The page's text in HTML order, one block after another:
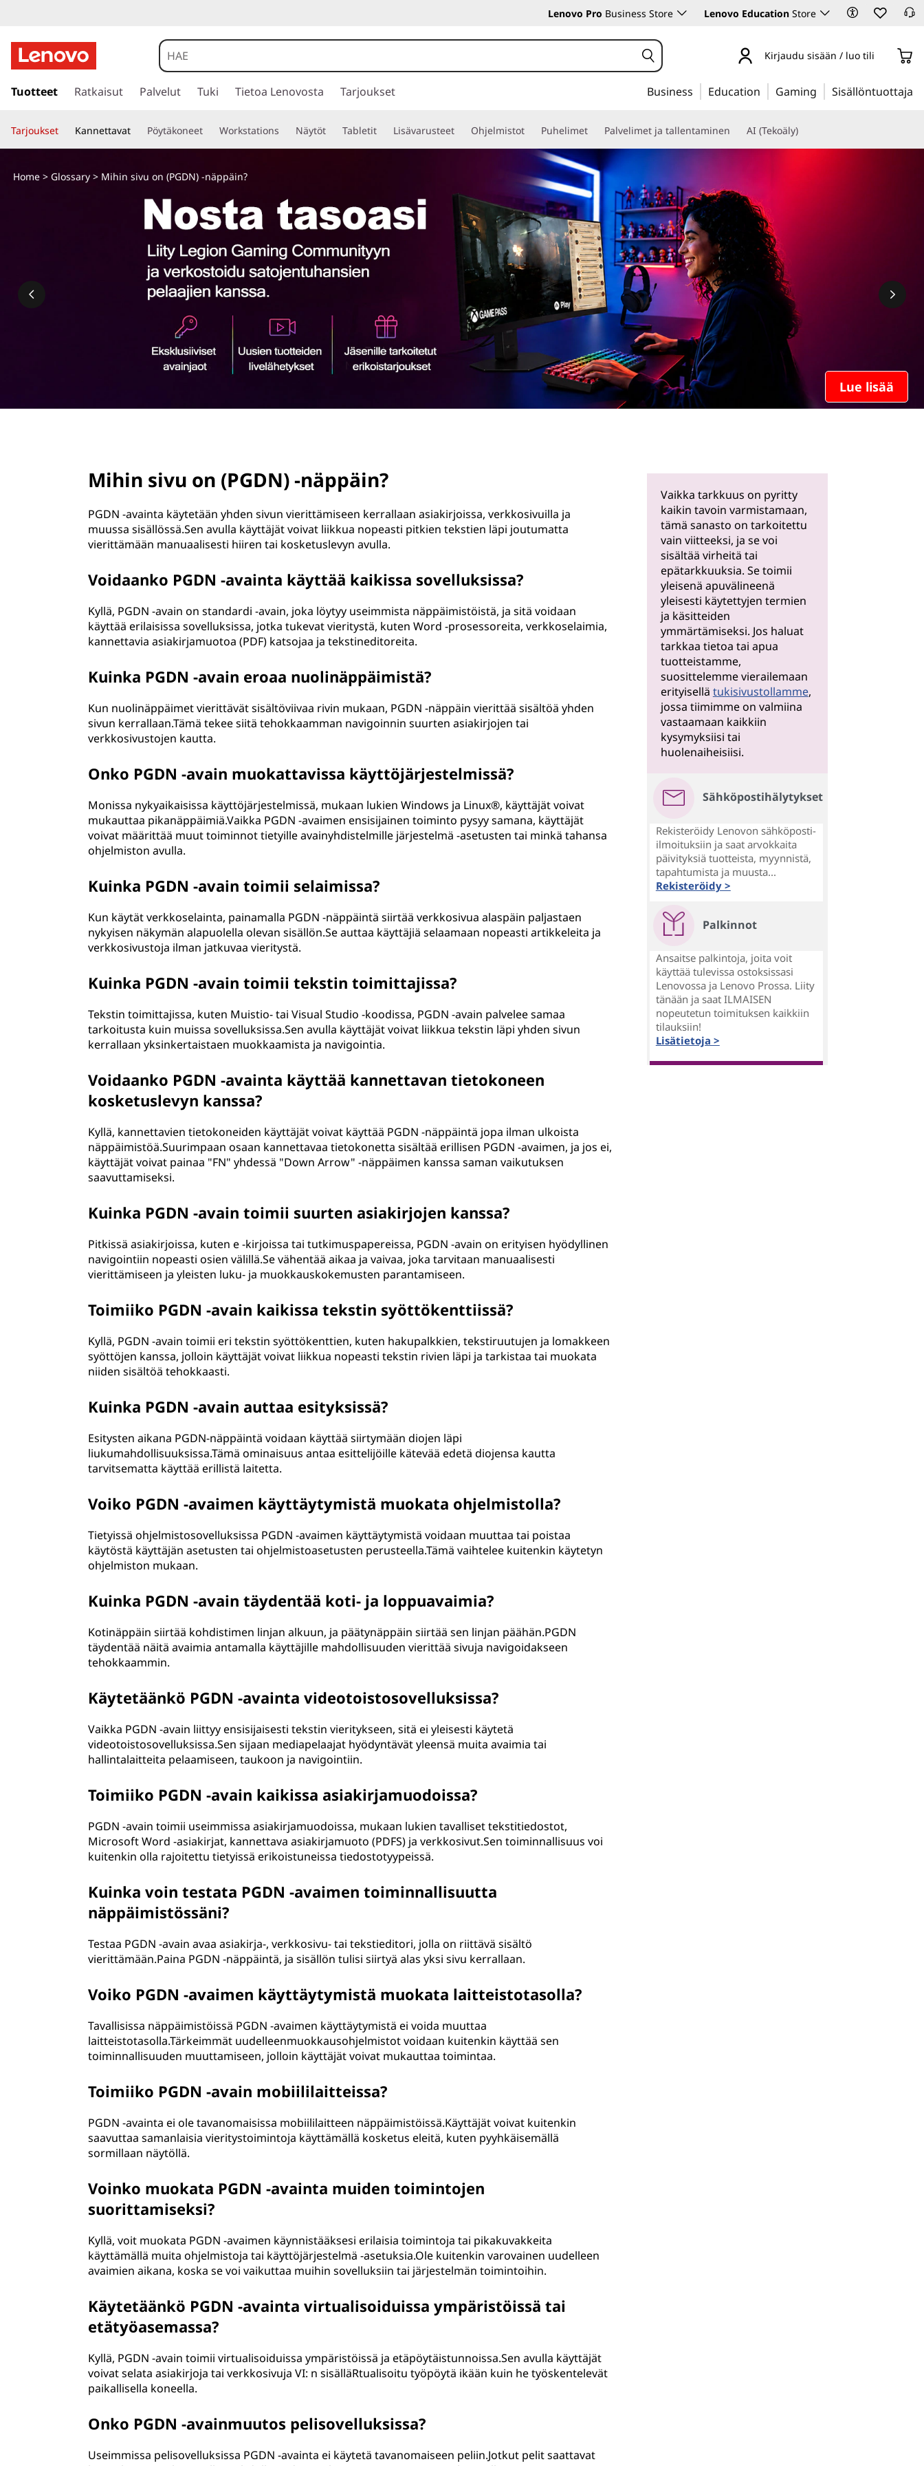
Lenovo Pro Business Store Lenovo Education Store
i
r
y
ä
Kirjaudu sisään / luo tili
Tuotteet Ratkaisut Palvelut Tuki Tietoa Lenovosta Tarjoukset Business Education Gaming Sisällöntuottaja
Tarjoukset Kannettavat Pöytäkoneet Workstations Näytöt Tabletit Lisävarusteet Ohjelmistot Puhelimet Palvelimet ja tallentaminen AI (Tekoäly)
Lue lisää
Home> Glossary> Mihin sivu on (PGDN) -näppäin?
Mihin sivu on (PGDN) -näppäin?
PGDN -avainta käytetään yhden sivun vierittämiseen kerrallaan asiakirjoissa, verkkosivuilla ja
muussa sisällössä.Sen avulla käyttäjät voivat liikkua nopeasti pitkien tekstien läpi joutumatta
vierittämään manuaalisesti hiiren tai kosketuslevyn avulla.
Voidaanko PGDN -avainta käyttää kaikissa sovelluksissa?
Kyllä, PGDN -avain on standardi -avain, joka löytyy useimmista näppäimistöistä, ja sitä voidaan
käyttää erilaisissa sovelluksissa, jotka tukevat vieritystä, kuten Word -prosessoreita, verkkoselaimia,
kannettavia asiakirjamuotoa (PDF) katsojaa ja tekstineditoreita.
Kuinka PGDN -avain eroaa nuolinäppäimistä?
Kun nuolinäppäimet vierittävät sisältöviivaa rivin mukaan, PGDN -näppäin vierittää sisältöä yhden
sivun kerrallaan.Tämä tekee siitä tehokkaamman navigoinnin suurten asiakirjojen tai
verkkosivustojen kautta.
Onko PGDN -avain muokattavissa käyttöjärjestelmissä?
Monissa nykyaikaisissa käyttöjärjestelmissä, mukaan lukien Windows ja Linux®, käyttäjät voivat
mukauttaa pikanäppäimiä.Vaikka PGDN -avaimen ensisijainen toiminto pysyy samana, käyttäjät
voivat määrittää muut toiminnot tietyille avainyhdistelmille järjestelmä -asetusten tai minkä tahansa
ohjelmiston avulla.
Kuinka PGDN -avain toimii selaimissa?
Kun käytät verkkoselainta, painamalla PGDN -näppäintä siirtää verkkosivua alaspäin paljastaen
nykyisen näkymän alapuolella olevan sisällön.Se auttaa käyttäjiä selaamaan nopeasti artikkeleita ja
verkkosivustoja ilman jatkuvaa vieritystä.
Kuinka PGDN -avain toimii tekstin toimittajissa?
Tekstin toimittajissa, kuten Muistio- tai Visual Studio -koodissa, PGDN -avain palvelee samaa
tarkoitusta kuin muissa sovelluksissa.Sen avulla käyttäjät voivat liikkua tekstin läpi yhden sivun
kerrallaan yksinkertaistaen muokkaamista ja navigointia.
Voidaanko PGDN -avainta käyttää kannettavan tietokoneen
kosketuslevyn kanssa?
Kyllä, kannettavien tietokoneiden käyttäjät voivat käyttää PGDN -näppäintä jopa ilman ulkoista
näppäimistöä.Suurimpaan osaan kannettavaa tietokonetta sisältää erillisen PGDN -avaimen, ja jos ei,
käyttäjät voivat painaa "FN" yhdessä "Down Arrow" -näppäimen kanssa saman vaikutuksen
saavuttamiseksi.
Kuinka PGDN -avain toimii suurten asiakirjojen kanssa?
Pitkissä asiakirjoissa, kuten e -kirjoissa tai tutkimuspapereissa, PGDN -avain on erityisen hyödyllinen
navigointiin nopeasti osien välillä.Se vähentää aikaa ja vaivaa, joka tarvitaan manuaalisesti
vierittämiseen ja yleisten luku- ja muokkauskokemusten parantamiseen.
Toimiiko PGDN -avain kaikissa tekstin syöttökenttiissä?
Kyllä, PGDN -avain toimii eri tekstin syöttökenttien, kuten hakupalkkien, tekstiruutujen ja lomakkeen
syöttöjen kanssa, jolloin käyttäjät voivat liikkua nopeasti tekstin rivien läpi ja tarkistaa tai muokata
niiden sisältöä tehokkaasti.
Kuinka PGDN -avain auttaa esityksissä?
Esitysten aikana PGDN-näppäintä voidaan käyttää siirtymään diojen läpi
liukumahdollisuuksissa.Tämä ominaisuus antaa esittelijöille kätevää edetä diojensa kautta
tarvitsematta käyttää erillistä laitetta.
Voiko PGDN -avaimen käyttäytymistä muokata ohjelmistolla?
Tietyissä ohjelmistosovelluksissa PGDN -avaimen käyttäytymistä voidaan muuttaa tai poistaa
käytöstä käyttäjän asetusten tai ohjelmistoasetusten perusteella.Tämä vaihtelee kuitenkin käytetyn
ohjelmiston mukaan.
Kuinka PGDN -avain täydentää koti- ja loppuavaimia?
Kotinäppäin siirtää kohdistimen linjan alkuun, ja päätynäppäin siirtää sen linjan päähän.PGDN
täydentää näitä avaimia antamalla käyttäjille mahdollisuuden vierittää sivuja navigoidakseen
tehokkaammin.
Käytetäänkö PGDN -avainta videotoistosovelluksissa?
Vaikka PGDN -avain liittyy ensisijaisesti tekstin vieritykseen, sitä ei yleisesti käytetä
videotoistosovelluksissa.Sen sijaan mediapelaajat hyödyntävät yleensä muita avaimia tai
hallintalaitteita pelaamiseen, taukoon ja navigointiin.
Toimiiko PGDN -avain kaikissa asiakirjamuodoissa?
PGDN -avain toimii useimmissa asiakirjamuodoissa, mukaan lukien tavalliset tekstitiedostot,
Microsoft Word -asiakirjat, kannettava asiakirjamuoto (PDFS) ja verkkosivut.Sen toiminnallisuus voi
kuitenkin olla rajoitettu tietyissä erikoistuneissa tiedostotyypeissä.
Kuinka voin testata PGDN -avaimen toiminnallisuutta
näppäimistössäni?
Testaa PGDN -avain avaa asiakirja-, verkkosivu- tai tekstieditori, jolla on riittävä sisältö
vierittämään.Paina PGDN -näppäintä, ja sisällön tulisi siirtyä alas yksi sivu kerrallaan.
Voiko PGDN -avaimen käyttäytymistä muokata laitteistotasolla?
Tavallisissa näppäimistöissä PGDN -avaimen käyttäytymistä ei voida muuttaa
laitteistotasolla.Tärkeimmät uudelleenmuokkausohjelmistot voidaan kuitenkin käyttää sen
toiminnallisuuden muuttamiseen, jolloin käyttäjät voivat mukauttaa toimintaa.
Toimiiko PGDN -avain mobiililaitteissa?
PGDN -avainta ei ole tavanomaisissa mobiililaitteen näppäimistöissä.Käyttäjät voivat kuitenkin
saavuttaa samanlaisia vieritystoimintoja käyttämällä kosketus eleitä, kuten pyyhkäisemällä
sormillaan näytöllä.
Voinko muokata PGDN -avainta muiden toimintojen
suorittamiseksi?
Kyllä, voit muokata PGDN -avaimen käynnistääksesi erilaisia toimintoja tai pikakuvakkeita
käyttämällä muita ohjelmistoja tai käyttöjärjestelmä -asetuksia.Ole kuitenkin varovainen uudelleen
avaimien aikana, koska se voi vaikuttaa muihin sovelluksiin tai järjestelmän toimintoihin.
Käytetäänkö PGDN -avainta virtualisoiduissa ympäristöissä tai
etätyöasemassa?
Kyllä, PGDN -avain toimii virtualisoiduissa ympäristöissä ja etäpöytäistunnoissa.Sen avulla käyttäjät
voivat selata asiakirjoja tai verkkosivuja VI: n sisälläRtualisoitu työpöytä ikään kuin he työskentelevät
paikallisella koneella.
Onko PGDN -avainmuutos pelisovelluksissa?
Useimmissa pelisovelluksissa PGDN -avainta ei käytetä tavanomaiseen peliin.Jotkut pelit saattavat
Vaikka tarkkuus on pyritty
kaikin tavoin varmistamaan,
tämä sanasto on tarkoitettu
vain viitteeksi, ja se voi
sisältää virheitä tai
epätarkkuuksia. Se toimii
yleisenä apuvälineenä
yleisesti käytettyjen termien
ja käsitteiden
ymmärtämiseksi. Jos haluat
tarkkaa tietoa tai apua
tuotteistamme,
suosittelemme vierailemaan
erityisellä tukisivustollamme,
jossa tiimimme on valmiina
vastaamaan kaikkiin
kysymyksiisi tai
huolenaiheisiisi.
Sähköpostihälytykset
Rekisteröidy Lenovon sähköposti-
ilmoituksiin ja saat arvokkaita
päivityksiä tuotteista, myynnistä,
tapahtumista ja muusta...
Rekisteröidy >
Palkinnot
Ansaitse palkintoja, joita voit
käyttää tulevissa ostoksissasi
Lenovossa ja Lenovo Prossa. Liity
tänään ja saat ILMAISEN
nopeutetun toimituksen kaikkiin
tilauksiin!
Lisätietoja >